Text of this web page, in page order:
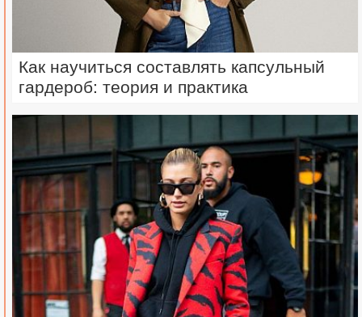
Как научиться составлять капсульный
гардероб: теория и практика